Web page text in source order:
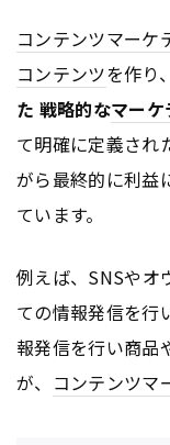
コンテンツマーケ
コンテンツを作り
た 戦略的なマーケ
て明確に定義され
がら最終的に利益
ています。
例えば、SNSやオ
ての情報発信を行
報発信を行い商品
が、 コンテンツマ